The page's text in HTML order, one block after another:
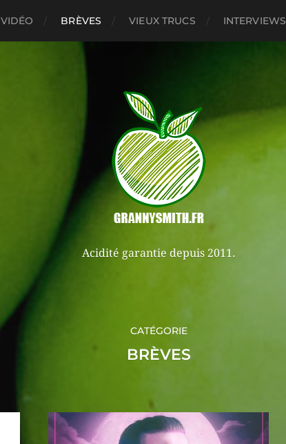
VIDÉO BRÈVES VIEUX TRUCS INTERVIEWS
Acidité garantie depuis 2011.
CATÉGORIE
BRÈVES